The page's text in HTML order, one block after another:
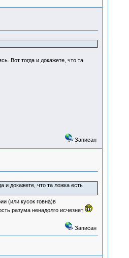
Вот тогда и докажете, что та
Записан
и докажете, что та ложка есть
(или кусок говна)в
разума ненадолго исчезнет
Записан